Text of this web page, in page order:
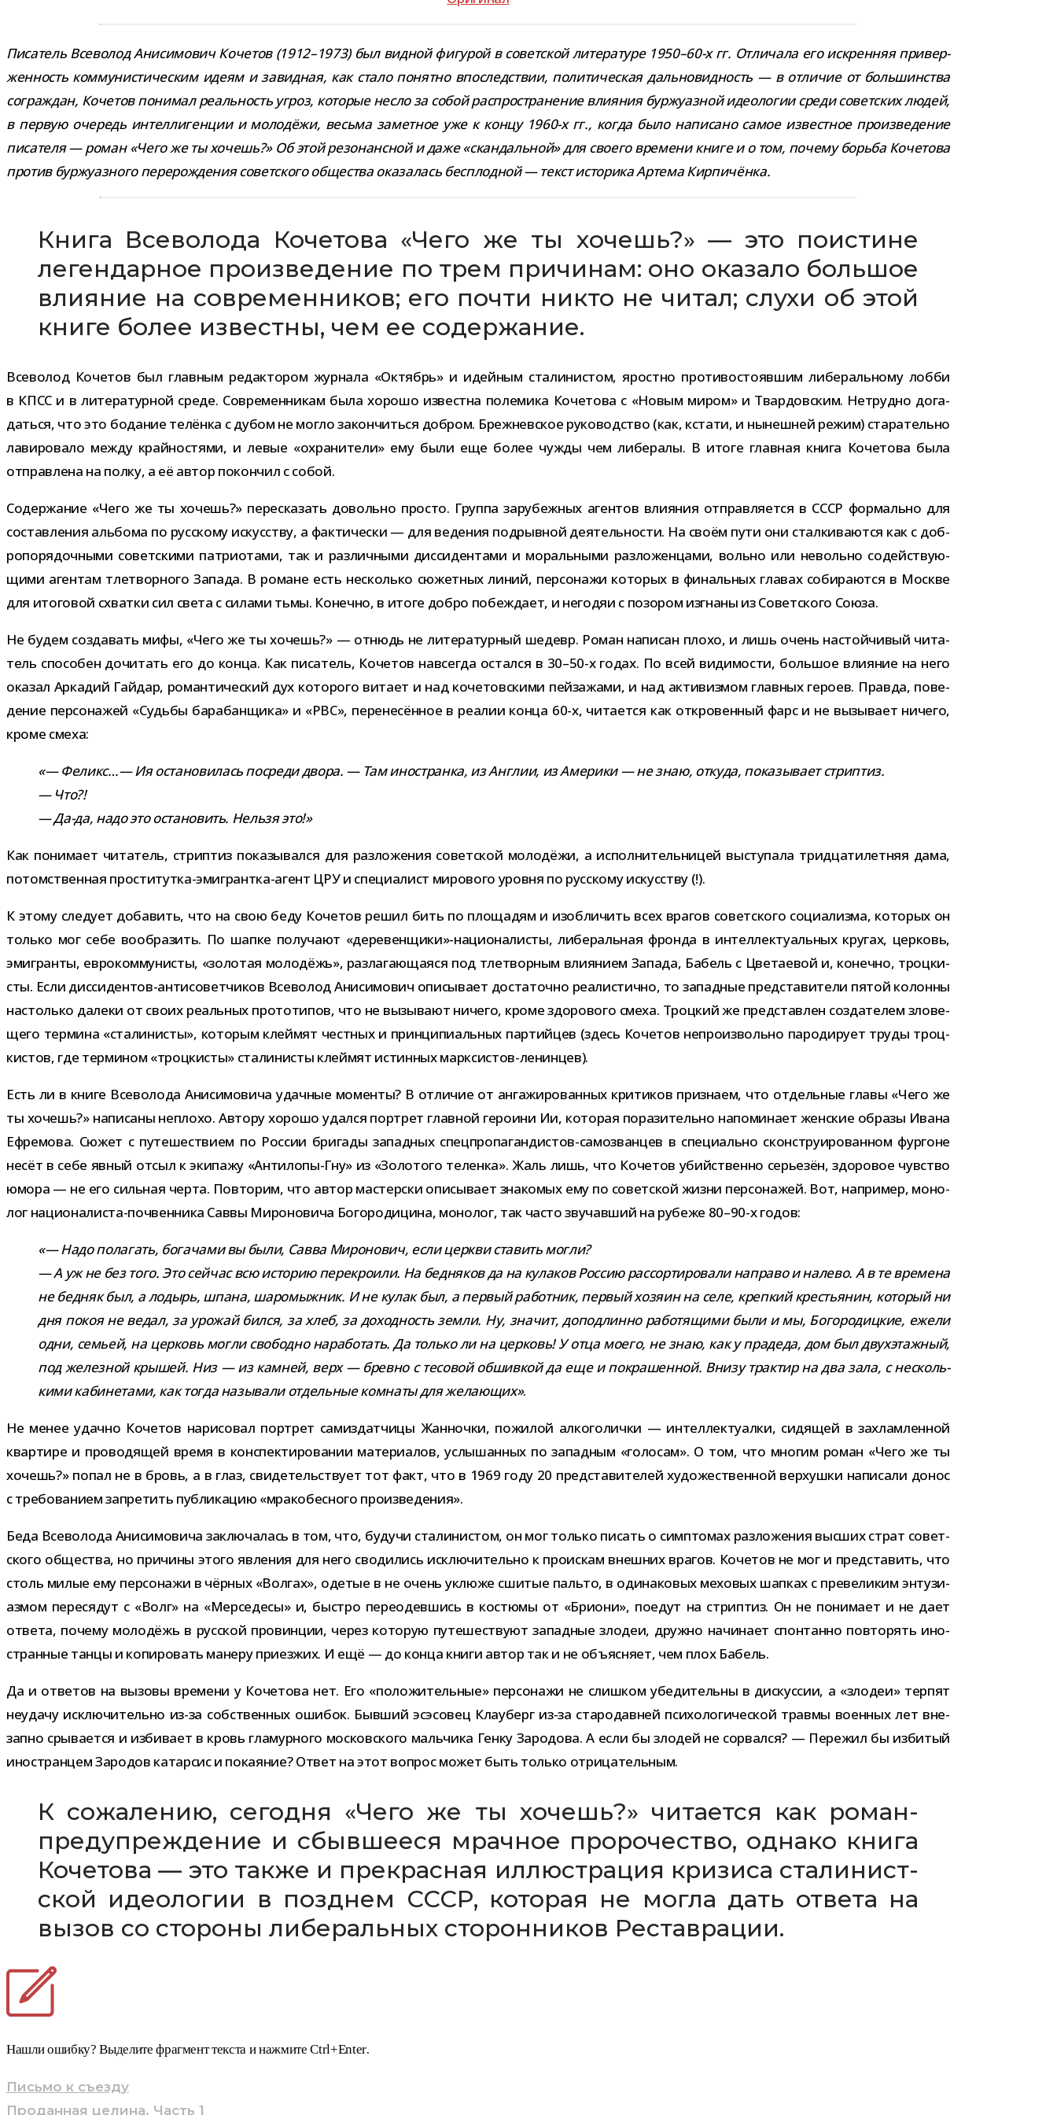
Писатель Всеволод Анисимович Кочетов (1912–1973) был вид­ной фигу­рой в совет­ской лите­ра­туре 1950–60-х гг. Отличала его искрен­няя при­вер­
жен­ность ком­му­ни­сти­че­ским идеям и завид­ная, как стало понятно впо­след­ствии, поли­ти­че­ская даль­но­вид­ность — в отли­чие от боль­шин­ства
сограж­дан, Кочетов пони­мал реаль­ность угроз, кото­рые несло за собой рас­про­стра­не­ние вли­я­ния бур­жу­аз­ной идео­ло­гии среди совет­ских людей,
в первую оче­редь интел­ли­ген­ции и моло­дёжи, весьма замет­ное уже к концу 1960-​х гг., когда было напи­сано самое извест­ное про­из­ве­де­ние
писа­теля — роман «Чего же ты хочешь?» Об этой резо­нанс­ной и даже «скан­даль­ной» для сво­его вре­мени книге и о том, почему борьба Кочетова
про­тив бур­жу­аз­ного пере­рож­де­ния совет­ского обще­ства ока­за­лась бес­плод­ной — текст исто­рика Артема Кирпичёнка.
Книга Всеволода Кочетова «Чего же ты хочешь?» — это поис­тине
леген­дар­ное про­из­ве­де­ние по трем при­чи­нам: оно ока­зало боль­шое
вли­я­ние на совре­мен­ни­ков; его почти никто не читал; слухи об этой
книге более известны, чем ее содержание.
Всеволод Кочетов был глав­ным редак­то­ром жур­нала «Октябрь» и идей­ным ста­ли­ни­стом, яростно про­ти­во­сто­яв­шим либе­раль­ному лобби
в КПСС и в лите­ра­тур­ной среде. Современникам была хорошо известна поле­мика Кочетова с «Новым миром» и Твардовским. Нетрудно дога­
даться, что это бода­ние телёнка с дубом не могло закон­читься доб­ром. Брежневское руко­вод­ство (как, кстати, и нынеш­ней режим) ста­ра­тельно
лави­ро­вало между край­но­стями, и левые «охра­ни­тели» ему были еще более чужды чем либе­ралы. В итоге глав­ная книга Кочетова была
отправ­лена на полку, а её автор покон­чил с собой.
Содержание «Чего же ты хочешь?» пере­ска­зать довольно про­сто. Группа зару­беж­ных аген­тов вли­я­ния отправ­ля­ется в СССР фор­мально для
состав­ле­ния аль­бома по рус­скому искус­ству, а фак­ти­че­ски — для веде­ния под­рыв­ной дея­тель­но­сти. На своём пути они стал­ки­ва­ются как с доб­
ро­по­ря­доч­ными совет­скими пат­ри­о­тами, так и раз­лич­ными дис­си­ден­тами и мораль­ными раз­ло­жен­цами, вольно или невольно содей­ству­ю­
щими аген­там тле­твор­ного Запада. В романе есть несколько сюжет­ных линий, пер­со­нажи кото­рых в финаль­ных гла­вах соби­ра­ются в Москве
для ито­го­вой схватки сил света с силами тьмы. Конечно, в итоге добро побеж­дает, и него­дяи с позо­ром изгнаны из Советского Союза.
Не будем созда­вать мифы, «Чего же ты хочешь?» — отнюдь не лите­ра­тур­ный шедевр. Роман напи­сан плохо, и лишь очень настой­чи­вый чита­
тель спо­со­бен дочи­тать его до конца. Как писа­тель, Кочетов навсе­гда остался в 30–50-х годах. По всей види­мо­сти, боль­шое вли­я­ние на него
ока­зал Аркадий Гайдар, роман­ти­че­ский дух кото­рого витает и над коче­тов­скими пей­за­жами, и над акти­виз­мом глав­ных героев. Правда, пове­
де­ние пер­со­на­жей «Судьбы бара­бан­щика» и «РВС», пере­не­сён­ное в реа­лии конца 60-​х, чита­ется как откро­вен­ный фарс и не вызы­вает ничего,
кроме смеха:
«— Феликс…— Ия оста­но­ви­лась посреди двора. — Там ино­странка, из Англии, из Америки — не знаю, откуда, пока­зы­вает стрип­тиз.
— Что?!
— Да-​да, надо это оста­но­вить. Нельзя это!»
Как пони­мает чита­тель, стрип­тиз пока­зы­вался для раз­ло­же­ния совет­ской моло­дёжи, а испол­ни­тель­ни­цей высту­пала трид­ца­ти­лет­няя дама,
потом­ствен­ная проститутка-​эмигрантка-​агент ЦРУ и спе­ци­а­лист миро­вого уровня по рус­скому искусству (!).
К этому сле­дует доба­вить, что на свою беду Кочетов решил бить по пло­ща­дям и изоб­ли­чить всех вра­гов совет­ского соци­а­лизма, кото­рых он
только мог себе вооб­ра­зить. По шапке полу­чают «деревенщики»-националисты, либе­раль­ная фронда в интел­лек­ту­аль­ных кру­гах, цер­ковь,
эми­гранты, евро­ком­му­ни­сты, «золо­тая моло­дёжь», раз­ла­га­ю­ща­яся под тле­твор­ным вли­я­нием Запада, Бабель с Цветаевой и, конечно, троц­ки­
сты. Если диссидентов-​антисоветчиков Всеволод Анисимович опи­сы­вает доста­точно реа­ли­стично, то запад­ные пред­ста­ви­тели пятой колонны
настолько далеки от своих реаль­ных про­то­ти­пов, что не вызы­вают ничего, кроме здо­ро­вого смеха. Троцкий же пред­став­лен созда­те­лем зло­ве­
щего тер­мина «ста­ли­ни­сты», кото­рым клей­мят чест­ных и прин­ци­пи­аль­ных пар­тий­цев (здесь Кочетов непро­из­вольно паро­ди­рует труды троц­
ки­стов, где тер­ми­ном «троц­ки­сты» ста­ли­ни­сты клей­мят истин­ных марксистов-ленинцев).
Есть ли в книге Всеволода Анисимовича удач­ные моменты? В отли­чие от анга­жи­ро­ван­ных кри­ти­ков при­знаем, что отдель­ные главы «Чего же
ты хочешь?» напи­саны неплохо. Автору хорошо удался порт­рет глав­ной геро­ини Ии, кото­рая пора­зи­тельно напо­ми­нает жен­ские образы Ивана
Ефремова. Сюжет с путе­ше­ствием по России бри­гады запад­ных спецпропагандистов-​самозванцев в спе­ци­ально скон­стру­и­ро­ван­ном фур­гоне
несёт в себе явный отсыл к эки­пажу «Антилопы-​Гну» из «Золотого теленка». Жаль лишь, что Кочетов убий­ственно серье­зён, здо­ро­вое чув­ство
юмора — не его силь­ная черта. Повторим, что автор мастер­ски опи­сы­вает зна­ко­мых ему по совет­ской жизни пер­со­на­жей. Вот, напри­мер, моно­
лог националиста-​почвенника Саввы Мироновича Богородицина, моно­лог, так часто зву­чав­ший на рубеже 80–90-х годов:
«— Надо пола­гать, бога­чами вы были, Савва Миронович, если церкви ста­вить могли?
— А уж не без того. Это сей­час всю исто­рию пере­кро­или. На бед­ня­ков да на кула­ков Россию рас­сор­ти­ро­вали направо и налево. А в те вре­мена
не бед­няк был, а лодырь, шпана, шаро­мыж­ник. И не кулак был, а пер­вый работ­ник, пер­вый хозяин на селе, креп­кий кре­стья­нин, кото­рый ни
дня покоя не ведал, за уро­жай бился, за хлеб, за доход­ность земли. Ну, зна­чит, допод­линно рабо­тя­щими были и мы, Богородицкие, ежели
одни, семьей, на цер­ковь могли сво­бодно нара­бо­тать. Да только ли на цер­ковь! У отца моего, не знаю, как у пра­деда, дом был двух­этаж­ный,
под желез­ной кры­шей. Низ — из кам­ней, верх — бревно с тесо­вой обшив­кой да еще и покра­шен­ной. Внизу трак­тир на два зала, с несколь­
кими каби­не­тами, как тогда назы­вали отдель­ные ком­наты для жела­ю­щих».
Не менее удачно Кочетов нари­со­вал порт­рет сам­из­дат­чицы Жанночки, пожи­лой алко­го­лички — интел­лек­ту­алки, сидя­щей в захлам­лен­ной
квар­тире и про­во­дя­щей время в кон­спек­ти­ро­ва­нии мате­ри­а­лов, услы­шан­ных по запад­ным «голо­сам». О том, что мно­гим роман «Чего же ты
хочешь?» попал не в бровь, а в глаз, сви­де­тель­ствует тот факт, что в 1969 году 20 пред­ста­ви­те­лей худо­же­ствен­ной вер­хушки напи­сали донос
с тре­бо­ва­нием запре­тить пуб­ли­ка­цию «мра­ко­бес­ного произведения».
Беда Всеволода Анисимовича заклю­ча­лась в том, что, будучи ста­ли­ни­стом, он мог только писать о симп­то­мах раз­ло­же­ния выс­ших страт совет­
ского обще­ства, но при­чины этого явле­ния для него сво­ди­лись исклю­чи­тельно к про­ис­кам внеш­них вра­гов. Кочетов не мог и пред­ста­вить, что
столь милые ему пер­со­нажи в чёр­ных «Волгах», оде­тые в не очень уклюже сши­тые пальто, в оди­на­ко­вых мехо­вых шап­ках с пре­ве­ли­ким энту­зи­
аз­мом пере­ся­дут с «Волг» на «Мерседесы» и, быстро пере­одев­шись в костюмы от «Бриони», поедут на стрип­тиз. Он не пони­мает и не дает
ответа, почему моло­дёжь в рус­ской про­вин­ции, через кото­рую путе­ше­ствуют запад­ные зло­деи, дружно начи­нает спон­танно повто­рять ино­
стран­ные танцы и копи­ро­вать манеру при­ез­жих. И ещё — до конца книги автор так и не объ­яс­няет, чем плох Бабель.
Да и отве­тов на вызовы вре­мени у Кочетова нет. Его «поло­жи­тель­ные» пер­со­нажи не слиш­ком убе­ди­тельны в дис­кус­сии, а «зло­деи» тер­пят
неудачу исклю­чи­тельно из-​за соб­ствен­ных оши­бок. Бывший эсэсо­вец Клауберг из-​за ста­ро­дав­ней пси­хо­ло­ги­че­ской травмы воен­ных лет вне­
запно сры­ва­ется и изби­вает в кровь гла­мур­ного мос­ков­ского маль­чика Генку Зародова. А если бы зло­дей не сорвался? — Пережил бы изби­тый
ино­стран­цем Зародов катар­сис и пока­я­ние? Ответ на этот вопрос может быть только отрицательным.
К сожа­ле­нию, сего­дня «Чего же ты хочешь?» чита­ется как роман-​
предупреждение и сбыв­ше­еся мрач­ное про­ро­че­ство, однако книга
Кочетова — это также и пре­крас­ная иллю­стра­ция кри­зиса ста­ли­нист­
ской идео­ло­гии в позд­нем СССР, кото­рая не могла дать ответа на
вызов со сто­роны либе­раль­ных сто­рон­ни­ков Реставрации.
Нашли ошибку? Выделите фраг­мент тек­ста и нажмите Ctrl+Enter.
Навигация
Письмо к съезду
Проданная целина. Часть 1